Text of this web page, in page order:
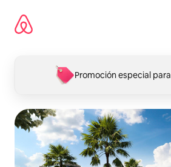
contenido
Promoción especial